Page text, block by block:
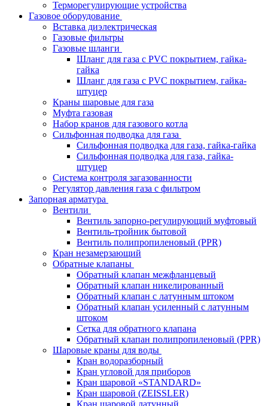
Терморегулирующие устройства
Газовое оборудование
Вставка диэлектрическая
Газовые фильтры
Газовые шланги
Шланг для газа с PVC покрытием, гайка-
гайка
Шланг для газа с PVC покрытием, гайка-
штуцер
Краны шаровые для газа
Муфта газовая
Набор кранов для газового котла
Сильфонная подводка для газа
Сильфонная подводка для газа, гайка-гайка
Сильфонная подводка для газа, гайка-
штуцер
Система контроля загазованности
Регулятор давления газа с фильтром
Запорная арматура
Вентили
Вентиль запорно-регулирующий муфтовый
Вентиль-тройник бытовой
Вентиль полипропиленовый (PPR)
Кран незамерзающий
Обратные клапаны
Обратный клапан межфланцевый
Обратный клапан никелированный
Обратный клапан с латунным штоком
Обратный клапан усиленный с латунным
штоком
Сетка для обратного клапана
Обратный клапан полипропиленовый (PPR)
Шаровые краны для воды
Кран водоразборный
Кран угловой для приборов
Кран шаровой «STANDARD»
Кран шаровой (ZEISSLER)
Кран шаровой латунный